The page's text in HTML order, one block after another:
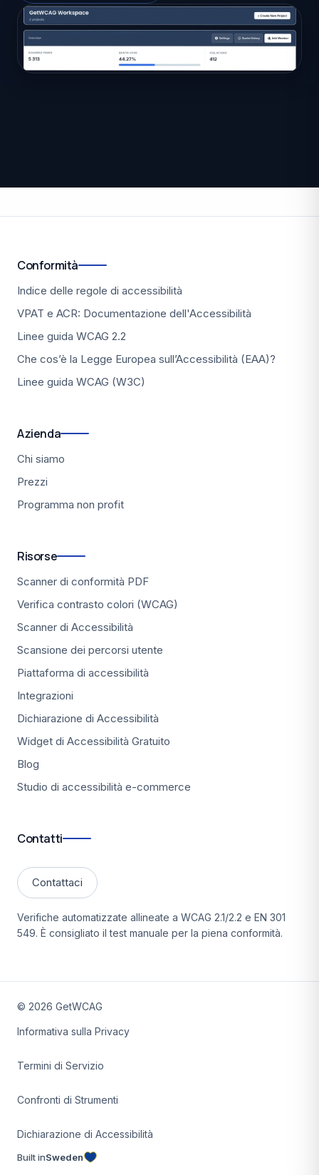
Conformità
Indice delle regole di accessibilità
VPAT e ACR: Documentazione dell'Accessibilità
Linee guida WCAG 2.2
Che cos’è la Legge Europea sull’Accessibilità (EAA)?
Linee guida WCAG (W3C)
Azienda
Chi siamo
Prezzi
Programma non profit
Risorse
Scanner di conformità PDF
Verifica contrasto colori (WCAG)
Scanner di Accessibilità
Scansione dei percorsi utente
Piattaforma di accessibilità
Integrazioni
Dichiarazione di Accessibilità
Widget di Accessibilità Gratuito
Blog
Studio di accessibilità e-commerce
Contatti
Contattaci
Verifiche automatizzate allineate a WCAG 2.1/2.2 e EN 301
549. È consigliato il test manuale per la piena conformità.
© 2026 GetWCAG
Informativa sulla Privacy
Termini di Servizio
Confronti di Strumenti
Dichiarazione di Accessibilità
Built inSweden